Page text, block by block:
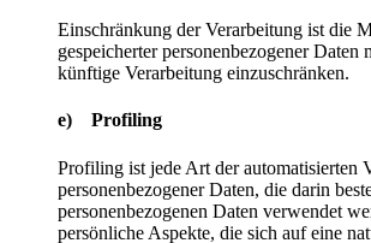
Einschränkung der Verarbeitung ist die
gespeicherter personenbezogener Daten
künftige Verarbeitung einzuschränken.
e) Profiling
Profiling ist jede Art der automatisierten
personenbezogener Daten, die darin
personenbezogenen Daten verwendet
persönliche Aspekte, die sich auf eine